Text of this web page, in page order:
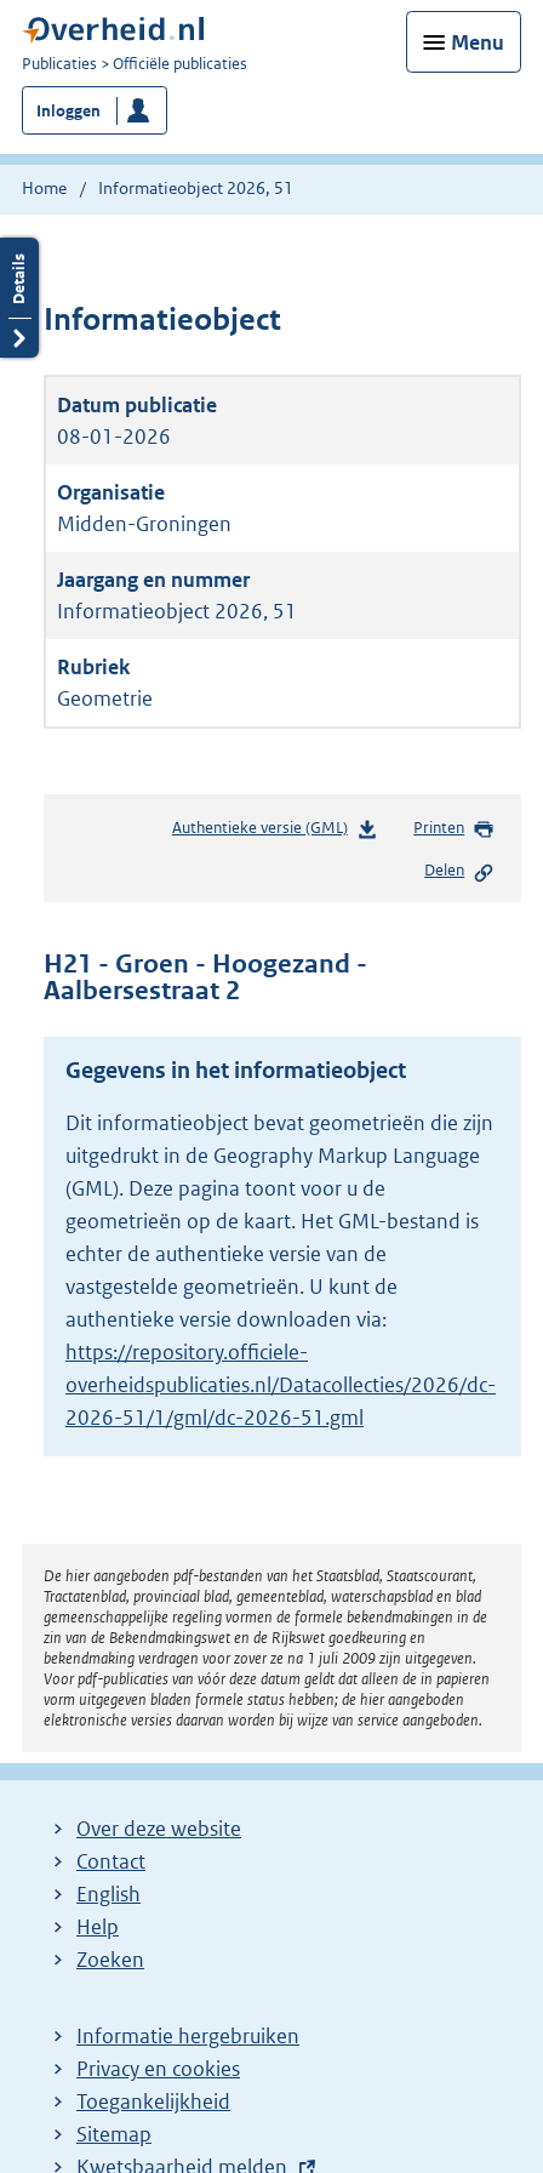
Menu
U
bent
nu
hier:
Publicaties Officiële publicaties
Inloggen
Home Informatieobject 2026, 51
Informatieobject
08-01-2026
Midden-Groningen
Informatieobject 2026, 51
Geometrie
Authentieke versie (GML)b
n
o
t
t
e
:
2
K
b
Printen
Delen
H21 - Groen - Hoogezand -
Aalbersestraat 2
Gegevens in het informatieobject
Dit informatieobject bevat geometrieën die zijn
uitgedrukt in de Geography Markup Language
(GML). Deze pagina toont voor u de
geometrieën op de kaart. Het GML-bestand is
echter de authentieke versie van de
vastgestelde geometrieën. U kunt de
authentieke versie downloaden via:
https://repository.officiele-
overheidspublicaties.nl/Datacollecties/2026/dc-
2026-51/1/gml/dc-2026-51.gml
Disclaimer
De hier aangeboden pdf-bestanden van het Staatsblad, Staatscourant,
Tractatenblad, provinciaal blad, gemeenteblad, waterschapsblad en blad
gemeenschappelijke regeling vormen de formele bekendmakingen in de
zin van de Bekendmakingswet en de Rijkswet goedkeuring en
bekendmaking verdragen voor zover ze na 1 juli 2009 zijn uitgegeven.
Voor pdf-publicaties van vóór deze datum geldt dat alleen de in papieren
vorm uitgegeven bladen formele status hebben; de hier aangeboden
elektronische versies daarvan worden bij wijze van service aangeboden.
Over deze website
Contact
English
Help
Zoeken
Informatie hergebruiken
Privacy en cookies
Toegankelijkheid
Sitemap
E
Kwetsbaarheid melden